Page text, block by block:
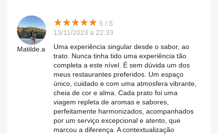
Matilde.a
★★★★★
★★★★★ 5 / 5
13/11/2023 à 22:33
Uma experiência singular desde o sabor, ao
trato. Nunca tinha tido uma experiência tão
completa a este nível. É sem dúvida um dos
meus restaurantes preferidos. Um espaço
único, cuidado e com uma atmosfera vibrante,
cheia de cor e alma. Cada prato foi uma
viagem repleta de aromas e sabores,
perfeitamente harmonizados, acompanhados
por um serviço excepcional e atento, que
marcou a diferença. A contextualização